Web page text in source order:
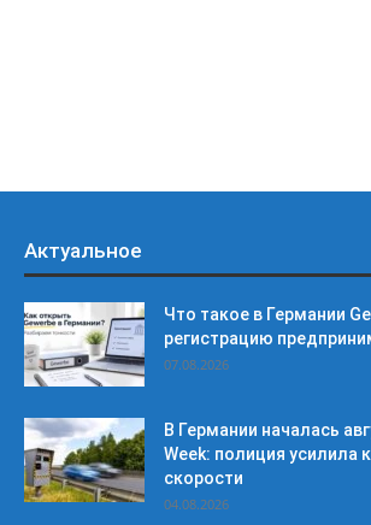
Актуальное
Что такое в Германии
регистрацию
07.08.2026
В Германии началась
Week: полиция усилила
скорости
04.08.2026